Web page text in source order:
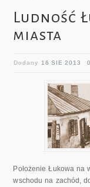
Ludność
miasta
Dodany 16 SIE 2013
Położenie Łukowa na
wschodu na zachód,